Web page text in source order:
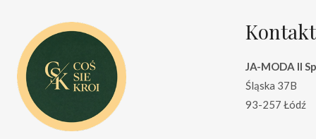
Kontakt
JA-MODA II
Śląska 37B
93-257 Łódź